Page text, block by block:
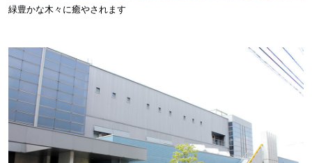
緑豊かな木々に癒やされます